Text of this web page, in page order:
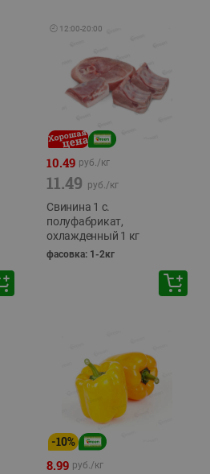
🕘 12:00-20:00
10.49 руб./кг
11.49 руб./кг
Свинина 1 с.
полуфабрикат,
охлажденный 1 кг
фасовка: 1-2кг
-10%
8.99 руб./кг